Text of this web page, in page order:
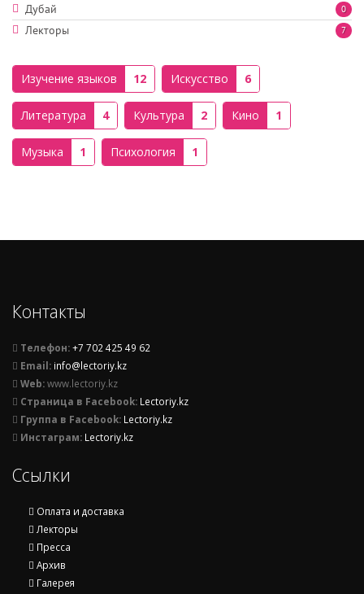
0
Дубай
7
Лекторы
Изучение языков 12 Искусство 6
Литература 4 Культура 2 Кино 1
Музыка 1 Психология 1
Контакты
Телефон:+7 702 425 49 62
Email: info@lectoriy.kz
Web:www.lectoriy.kz
Страница в Facebook: Lectoriy.kz
Группа в Facebook: Lectoriy.kz
Инстаграм: Lectoriy.kz
Ссылки
Оплата и доставка
Лекторы
Пресса
Архив
Галерея